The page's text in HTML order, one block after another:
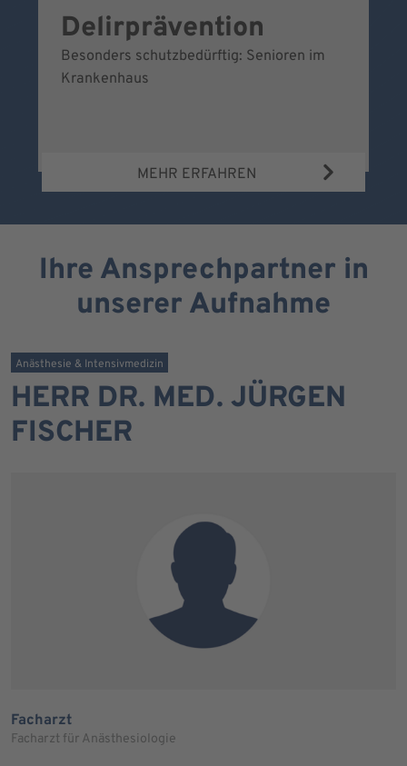
Delirprävention
Besonders schutzbedürftig: Senioren im
Krankenhaus
MEHR ERFAHREN
Ihre Ansprechpartner in
unserer Aufnahme
Anästhesie & Intensivmedizin
HERR DR. MED. JÜRGEN
FISCHER
Facharzt
Facharzt für Anästhesiologie